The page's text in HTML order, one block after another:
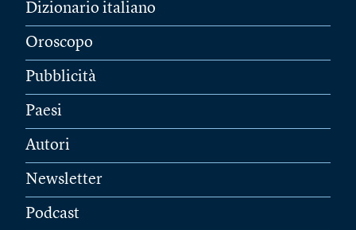
Dizionario italiano
Oroscopo
Pubblicità
Paesi
Autori
Newsletter
Podcast